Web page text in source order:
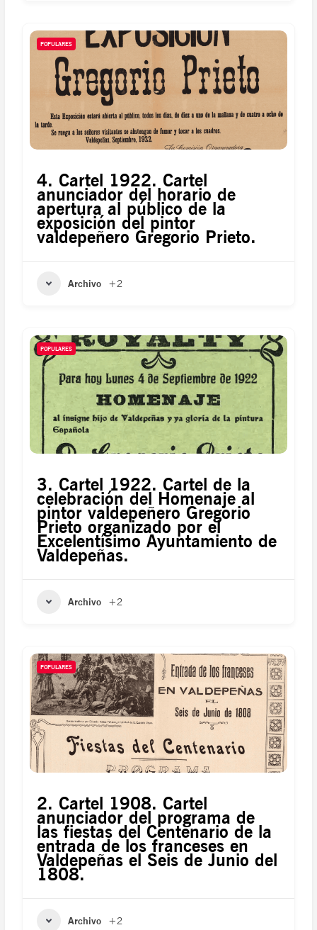
POPULARES
4. Cartel 1922. Cartel
anunciador del horario de
apertura al público de la
exposición del pintor
valdepeñero Gregorio Prieto.
Archivo +2
POPULARES
3. Cartel 1922. Cartel de la
celebración del Homenaje al
pintor valdepeñero Gregorio
Prieto organizado por el
Excelentísimo Ayuntamiento de
Valdepeñas.
Archivo +2
POPULARES
2. Cartel 1908. Cartel
anunciador del programa de
las fiestas del Centenario de la
entrada de los franceses en
Valdepeñas el Seis de Junio del
1808.
Archivo +2